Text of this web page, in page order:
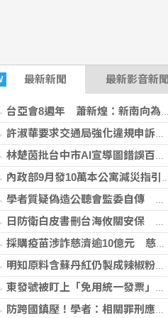
最新新聞 最新影音新聞
台亞會8週年 蕭新煌：新南向為基礎公布台灣印太戰略
許淑華要求交通局強化違規申訴查證 盼保障市民程序正義
林楚茵批台中市AI宣導圖錯誤百出 質疑市府把關失靈
內政部9月發10萬本公寓減災指引 輔導社區設防災隊
學者質疑偽造公聽會監委自傳 府：非總統府提供
日防衛白皮書刪台海攸關安保 學者：未淡化中國威脅論述
採購疫苗涉詐慈濟逾10億元 慈濟基金會：會採取必要措施捍衛權益
明知原料含蘇丹紅仍製成辣椒粉販售 農產公司負責人判刑6月
東發號被盯上「免用統一發票」？網集體檢舉
防跨國鎮壓！學者：相關罪刑應提升國安層級